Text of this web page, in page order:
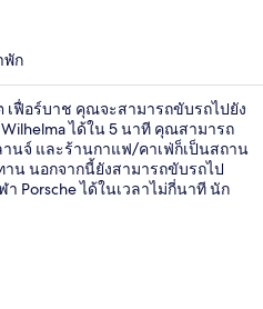
พัก
ฟื่อร์บาช คุณจะสามารถขับรถไปยัง
ได้ใน 5 นาที คุณสามารถ
นจ์ และร้านกาแฟ/คาเฟ่ก็เป็นสถาน
น นอกจากนี้ยังสามารถขับรถไป
Porsche ได้ในเวลาไม่กี่นาที นัก
าทีถึง สถานี U-Bahn Wilhelm-